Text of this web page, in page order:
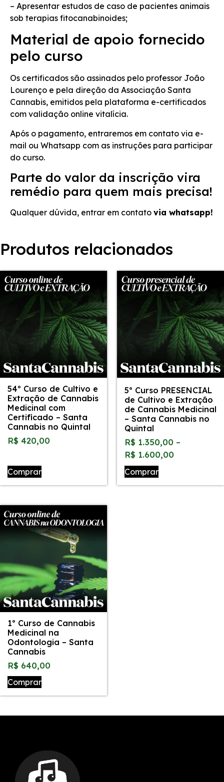
– Apresentar estudos de caso de pacientes animais
sob terapias fitocanabinoides;
Material de apoio fornecido
pelo curso
Os certificados são assinados pelo professor João
Lourenço e pela direção da Associação Santa
Cannabis, emitidos pela plataforma e-certificados
com validação online vitalícia.
Após o pagamento, entraremos em contato via e-
mail ou Whatsapp com as instruções para participar
do curso.
Parte do valor da inscrição vira
remédio para quem mais precisa!
Qualquer dúvida, entrar em contato via whatsapp!
Produtos relacionados
54º Curso de Cultivo e
Extração de Cannabis
Medicinal com
Certificado – Santa
Cannabis no Quintal
R$ 420,00
Comprar
5º Curso PRESENCIAL
de Cultivo e Extração
de Cannabis Medicinal
– Santa Cannabis no
Quintal
R$ 1.350,00 –
R$ 1.600,00
Comprar
1º Curso de Cannabis
Medicinal na
Odontologia – Santa
Cannabis
R$ 640,00
Comprar